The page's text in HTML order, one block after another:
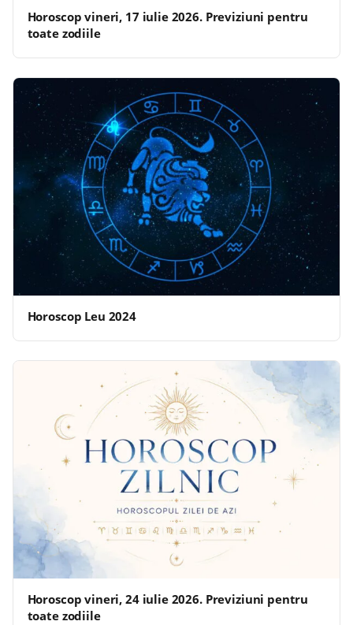
Horoscop vineri, 17 iulie 2026. Previziuni pentru
toate zodiile
Horoscop Leu 2024
Horoscop vineri, 24 iulie 2026. Previziuni pentru
toate zodiile